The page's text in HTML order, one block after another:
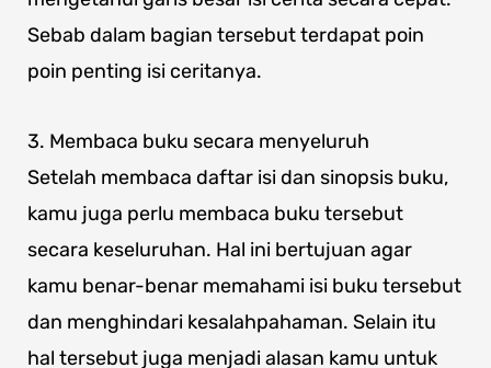
Sebab dalam bagian tersebut terdapat poin
poin penting isi ceritanya.
3. Membaca buku secara menyeluruh
Setelah membaca daftar isi dan sinopsis buku,
kamu juga perlu membaca buku tersebut
secara keseluruhan. Hal ini bertujuan agar
kamu benar-benar memahami isi buku tersebut
dan menghindari kesalahpahaman. Selain itu
hal tersebut juga menjadi alasan kamu untuk